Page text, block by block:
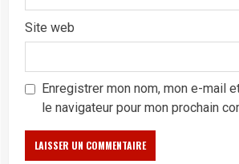
Site web
Enregistrer mon nom, mon e-mail
le navigateur pour mon prochain